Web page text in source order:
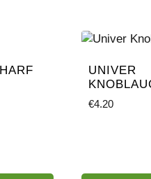
UNIVER
€4.20